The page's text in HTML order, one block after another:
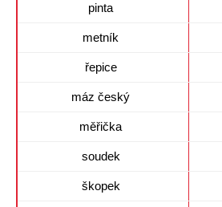
pinta
metník
řepice
máz český
měřička
soudek
škopek